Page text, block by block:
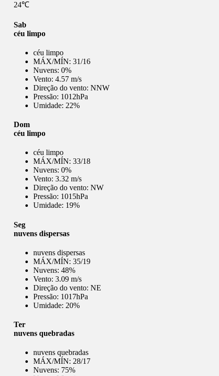
24℃
Sab
céu limpo
céu limpo
MÁX/MÍN: 31/16
Nuvens: 0%
Vento: 4.57 m/s
Direção do vento: NNW
Pressão: 1012hPa
Umidade: 22%
Dom
céu limpo
céu limpo
MÁX/MÍN: 33/18
Nuvens: 0%
Vento: 3.32 m/s
Direção do vento: NW
Pressão: 1015hPa
Umidade: 19%
Seg
nuvens dispersas
nuvens dispersas
MÁX/MÍN: 35/19
Nuvens: 48%
Vento: 3.09 m/s
Direção do vento: NE
Pressão: 1017hPa
Umidade: 20%
Ter
nuvens quebradas
nuvens quebradas
MÁX/MÍN: 28/17
Nuvens: 75%